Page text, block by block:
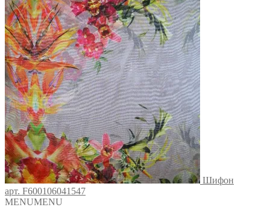
Шифон
арт. F600106041547
MENUMENU